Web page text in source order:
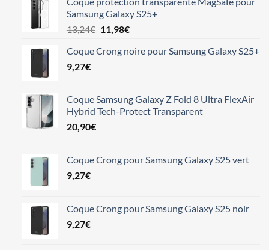
Samsung Galaxy S25+
13,24€ Le
initial
11,98€Le
actuel
Coque Crong noire pour Samsung Galaxy S25+
9,27€
Coque Samsung Galaxy Z Fold 8 Ultra FlexAir
Hybrid Tech-Protect Transparent
20,90€
Coque Crong pour Samsung Galaxy S25 vert
9,27€
Coque Crong pour Samsung Galaxy S25 noir
9,27€